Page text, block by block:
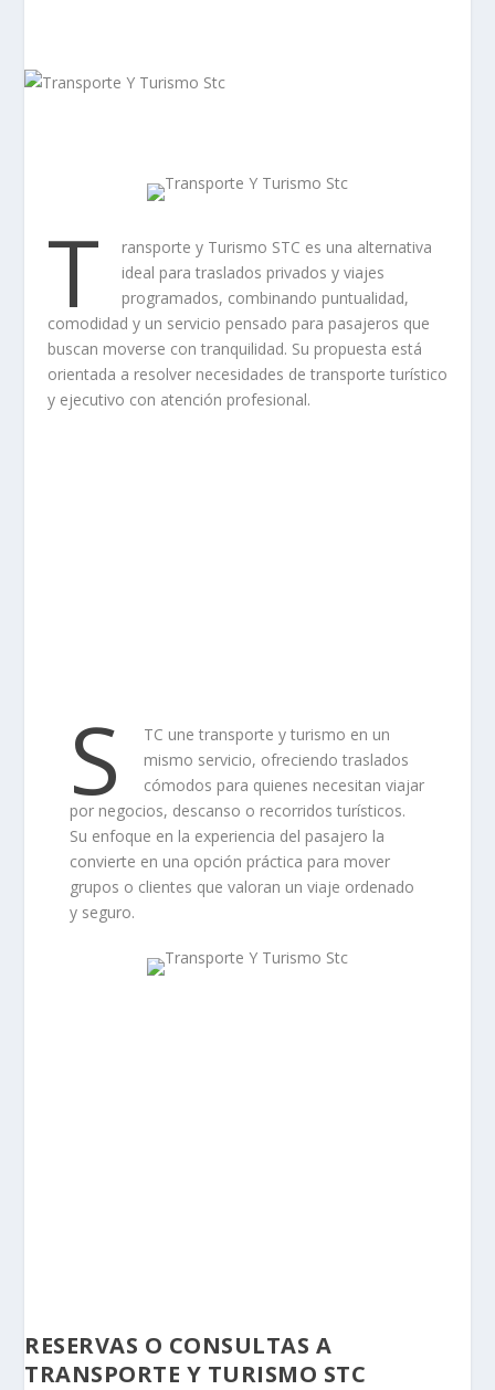
T
ransporte y Turismo STC es una alternativa
ideal para traslados privados y viajes
programados, combinando puntualidad,
comodidad y un servicio pensado para pasajeros que
buscan moverse con tranquilidad. Su propuesta está
orientada a resolver necesidades de transporte turístico
y ejecutivo con atención profesional.
S
TC une transporte y turismo en un
mismo servicio, ofreciendo traslados
cómodos para quienes necesitan viajar
por negocios, descanso o recorridos turísticos.
Su enfoque en la experiencia del pasajero la
convierte en una opción práctica para mover
grupos o clientes que valoran un viaje ordenado
y seguro.
RESERVAS O CONSULTAS A
TRANSPORTE Y TURISMO STC